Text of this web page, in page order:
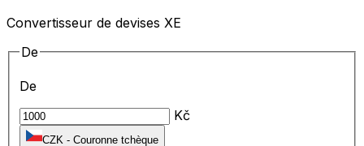
Convertisseur de devises XE
De
De
Kč
CZK - Couronne tchèque